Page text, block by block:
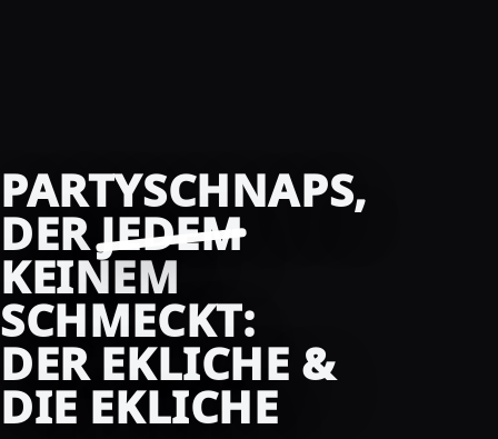
PARTYSCHNAPS,
DERJEDEM
KEINEM
SCHMECKT:
DER EKLICHE &
DIE EKLICHE